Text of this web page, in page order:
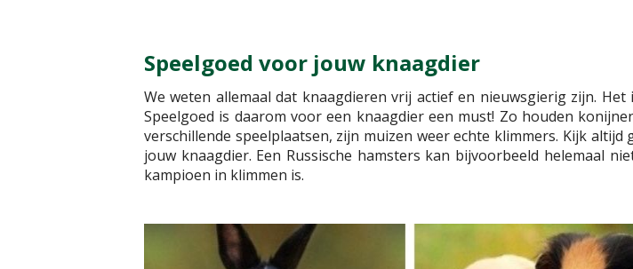
Speelgoed voor jouw knaagdier
We weten allemaal dat knaagdieren vrij actief en nieuwsgierig zijn.
Speelgoed is daarom voor een knaagdier een must! Zo houden
verschillende speelplaatsen, zijn muizen weer echte klimmers. Kijk
jouw knaagdier. Een Russische hamsters kan bijvoorbeeld helemaal
kampioen in klimmen is.